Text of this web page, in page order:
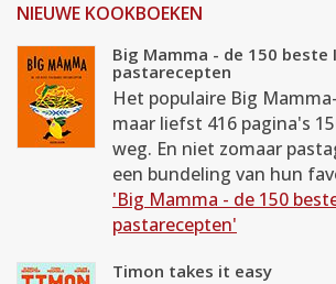
NIEUWE KOOKBOEKEN
Big Mamma - de 150 beste
pastarecepten
Het populaire Big
maar liefst 416 pagina's
weg. En niet zomaar
een bundeling van hun
'Big Mamma - de 150
pastarecepten'
Timon takes it easy